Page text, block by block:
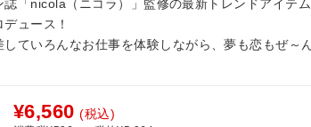
誌「nicola（ニコラ）」監修の最新トレンドアイテ
ュース！
していろんなお仕事を体験しながら、夢も恋もぜ～
¥6,560 (税込)